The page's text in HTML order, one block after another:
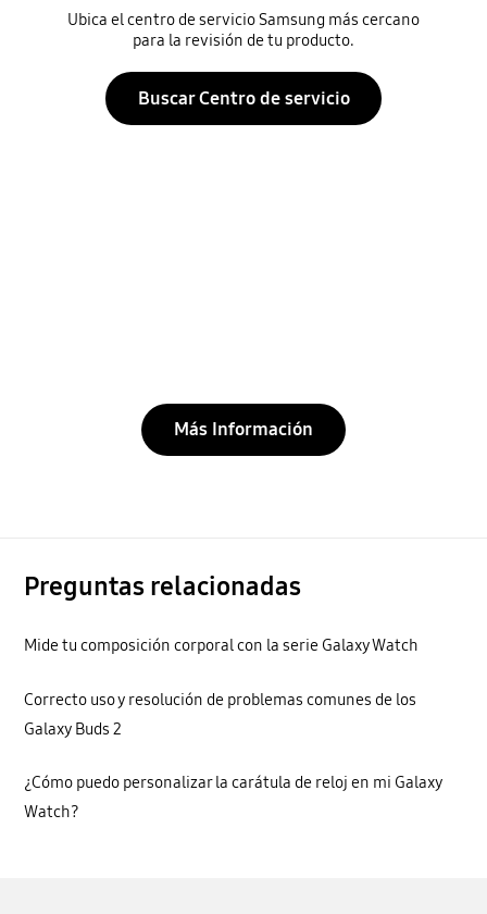
Ubica el centro de servicio Samsung más cercano
para la revisión de tu producto.
Buscar Centro de servicio
Más Información
Preguntas relacionadas
Mide tu composición corporal con la serie Galaxy Watch
Correcto uso y resolución de problemas comunes de los
Galaxy Buds 2
¿Cómo puedo personalizar la carátula de reloj en mi Galaxy
Watch?